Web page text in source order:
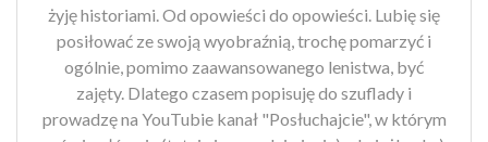
żyję historiami. Od opowieści do opowieści. Lubię się
posiłować ze swoją wyobraźnią, trochę pomarzyć i
ogólnie, pomimo zaawansowanego lenistwa, być
zajęty. Dlatego czasem popisuję do szuflady i
prowadzę na YouTubie kanał "Posłuchajcie", w którym